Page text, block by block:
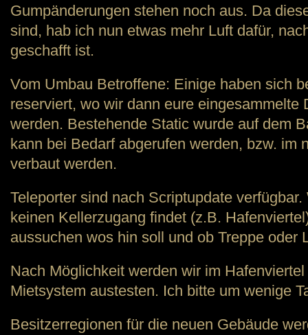
Gumpänderungen stehen noch aus. Da
sind, hab ich nun etwas mehr Luft dafür,
geschafft ist.
Vom Umbau Betroffene: Einige haben sich
reserviert, wo wir dann eure eingesammelte
werden. Bestehende Static wurde auf dem
kann bei Bedarf abgerufen werden, bzw. im
verbaut werden.
Teleporter sind nach Scriptupdate
keinen Kellerzugang findet (z.B.
aussuchen wos hin soll und ob Treppe oder
Nach Möglichkeit werden wir im
Mietsystem austesten. Ich bitte um wenige
Besitzerregionen für die neuen Gebäude